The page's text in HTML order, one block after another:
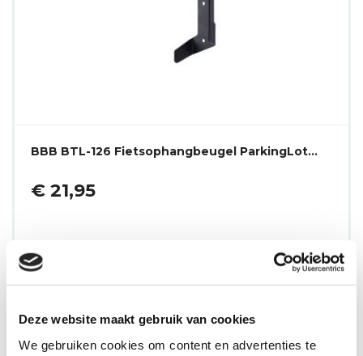
Deze website maakt gebruik van cookies
We gebruiken cookies om content en advertenties te
BBB BTL-126 Fietsophangbeugel ParkingLot…
€ 21,95